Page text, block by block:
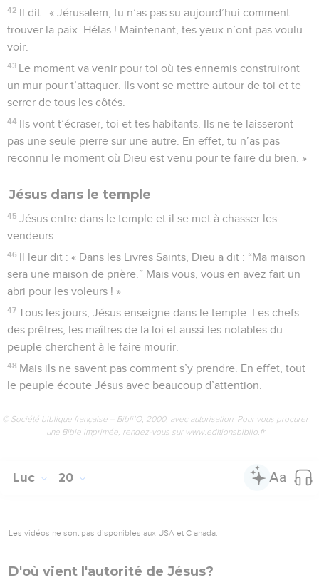
42 Il dit : « Jérusalem, tu n’as pas su aujourd’hui comment
trouver la paix. Hélas ! Maintenant, tes yeux n’ont pas voulu
voir.
43 Le moment va venir pour toi où tes ennemis construiront
un mur pour t’attaquer. Ils vont se mettre autour de toi et te
serrer de tous les côtés.
44 Ils vont t’écraser, toi et tes habitants. Ils ne te laisseront
pas une seule pierre sur une autre. En effet, tu n’as pas
reconnu le moment où Dieu est venu pour te faire du bien. »
Jésus dans le temple
45 Jésus entre dans le temple et il se met à chasser les
vendeurs.
46 Il leur dit : « Dans les Livres Saints, Dieu a dit : “Ma maison
sera une maison de prière.” Mais vous, vous en avez fait un
abri pour les voleurs ! »
47 Tous les jours, Jésus enseigne dans le temple. Les chefs
des prêtres, les maîtres de la loi et aussi les notables du
peuple cherchent à le faire mourir.
48 Mais ils ne savent pas comment s’y prendre. En effet, tout
le peuple écoute Jésus avec beaucoup d’attention.
© Société biblique française – Bibli’O, 2000, avec autorisation. Pour vous procurer
une Bible imprimée, rendez-vous sur www.editionsbiblio.fr
Luc 20
Les vidéos ne sont pas disponibles aux USA et C anada.
D'où vient l'autorité de Jésus?